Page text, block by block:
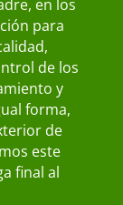
en los
para
de los
y
forma,
de
este
final al